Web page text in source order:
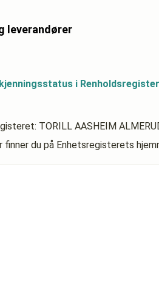
leverandører
i
TORILL AASHEIM
du på Enhetsregisterets